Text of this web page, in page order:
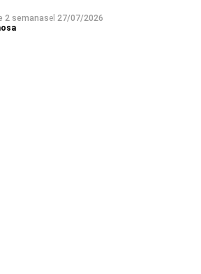
2 semanasel 27/07/2026